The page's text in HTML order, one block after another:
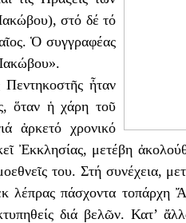
στό δέ τό
Ὁ συγγραφέας
ἦταν
ὅταν ἡ χάρη τοῦ
ἀρκετό χρονικό
Ἐκκλησίας, μετέβη
του. Στή συνέχεια,
πάσχοντα τοπάρχη
διά βελῶν. Κατ’